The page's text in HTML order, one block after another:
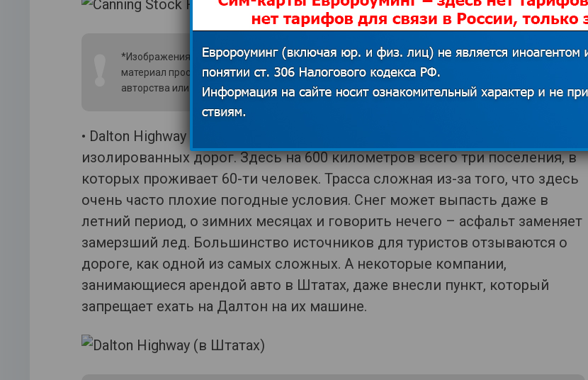
*Изображения использованы из открытых источников. В случае наличия прав на данный
материал просим связаться с редакцией для решения вопроса о корректном указании
авторства или удаления изображения.Показать контакты
• Dalton Highway (в Штатах) является одной из самых сложных,
изолированных дорог. Здесь на 600 километров всего три поселения, в
которых проживает 60-ти человек. Трасса сложная из-за того, что здесь
очень часто плохие погодные условия. Снег может выпасть даже в
летний период, о зимних месяцах и говорить нечего – асфальт заменяет
замерзший лед. Большинство источников для туристов отзываются о
дороге, как одной из самых сложных. А некоторые компании,
занимающиеся арендой авто в Штатах, даже внесли пункт, который
запрещает ехать на Далтон на их машине.